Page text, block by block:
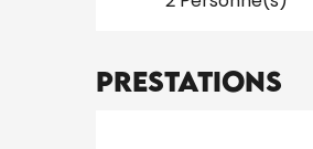
Prestations